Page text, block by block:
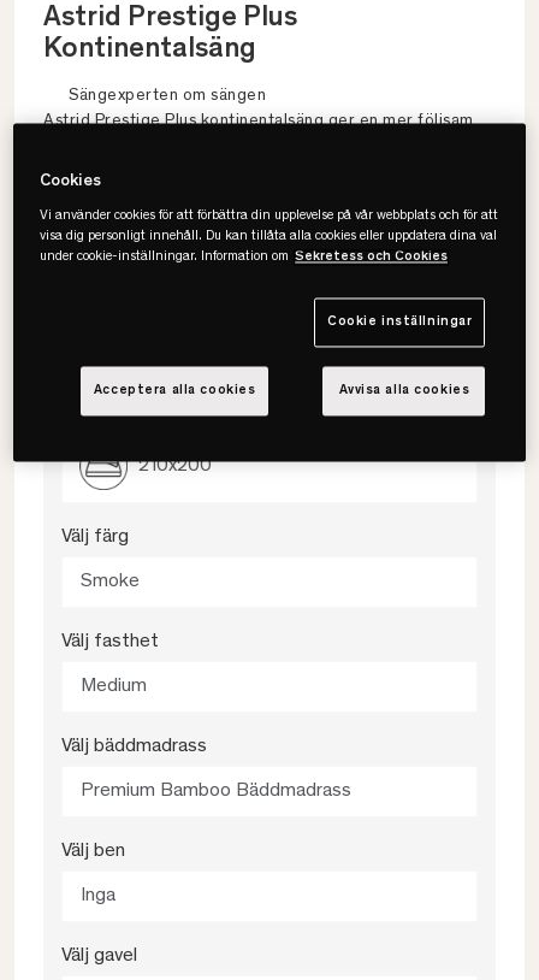
Astrid Prestige Plus
Kontinentalsäng
Sängexperten om sängen
Astrid Prestige Plus kontinentalsäng ger en mer följsam
7-zonade uppbyggnaden anpassar sig efter kroppen
komfort över hela sängen. Ett bra val för dig som vill ha en
mer genomarbetad och sammanhängande sovkänsla.
Välj storlek
210x200
Välj färg
Smoke
Välj fasthet
Medium
Välj bäddmadrass
Premium Bamboo Bäddmadrass
Välj ben
Inga
Välj gavel
Cookies
Vi använder cookies för att förbättra din upplevelse på vår webbplats och för att
visa dig personligt innehåll. Du kan tillåta alla cookies eller uppdatera dina val
under cookie-inställningar. Information om Sekretess och Cookies
Cookie inställningar
Avvisa alla cookies
Acceptera alla cookies